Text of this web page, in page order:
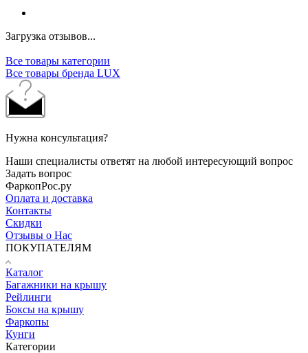
Загрузка отзывов...
Все товары категории
Все товары бренда LUX
Нужна консультация?
Наши специалисты ответят на любой интересующий вопрос
Задать вопрос
ФаркопРос.ру
Оплата и доставка
Контакты
Скидки
Отзывы о Нас
ПОКУПАТЕЛЯМ
Каталог
Багажники на крышу
Рейлинги
Боксы на крышу
Фаркопы
Кунги
Категории